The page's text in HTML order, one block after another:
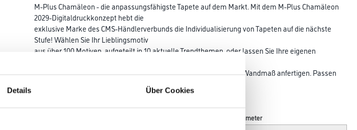
Details Über Cookies
M-Plus Chamäleon - die anpassungsfähigste Tapete auf dem Markt. Mit dem M-Plus Chamäleon
2029-Digitaldruckkonzept hebt die
exklusive Marke des CMS-Händlerverbunds die Individualisierung von Tapeten auf die nächste
Stufe! Wählen Sie Ihr Lieblingsmotiv
aus über 100 Motiven, aufgeteilt in 10 aktuelle Trendthemen, oder lassen Sie Ihre eigenen
umsetzen! M-Plus Chamäleon 2029-Tapeten lassen sich in jedem Wandmaß anfertigen. Passen
Sie so Ihre Digitaldrucktapete genau auf
Länge in centimeter